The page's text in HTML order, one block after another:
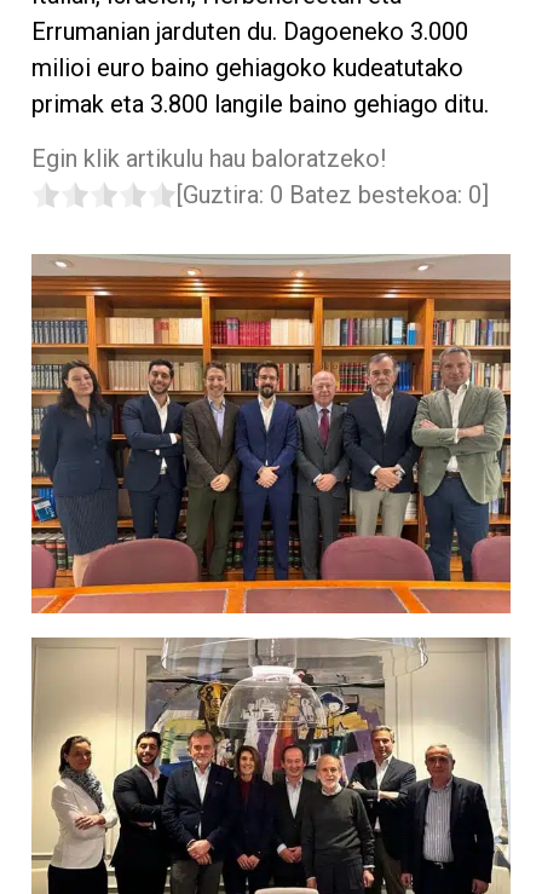
Errumanian jarduten du. Dagoeneko 3.000
milioi euro baino gehiagoko kudeatutako
primak eta 3.800 langile baino gehiago ditu.
Egin klik artikulu hau baloratzeko!
[Guztira: 0 Batez bestekoa: 0]